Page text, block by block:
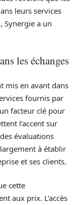
leurs services
Synergie a un
les échanges
mis en avant dans
fournis par
facteur clé pour
l’accent sur
évaluations
à établir
et ses clients.
cette
aux prix. L’accès